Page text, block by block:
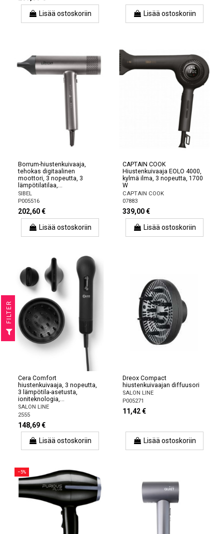
Lisää ostoskoriin
Lisää ostoskoriin
Borrum-hiustenkuivaaja,
tehokas digitaalinen
moottori, 3 nopeutta, 3
lämpötilatilaa,...
SIBEL
P005516
202,60 €
Lisää ostoskoriin
CAPTAIN COOK
Hiustenkuivaaja EOLO 4000,
kylmä ilma, 3 nopeutta, 1700
W
CAPTAIN COOK
07883
339,00 €
Lisää ostoskoriin
Cera Comfort
hiustenkuivaaja, 3 nopeutta,
3 lämpötila-asetusta,
ioniteknologia,...
SALON LINE
2555
148,69 €
Lisää ostoskoriin
Dreox Compact
hiustenkuivaajan diffuusori
SALON LINE
P005271
11,42 €
Lisää ostoskoriin
−5%
R